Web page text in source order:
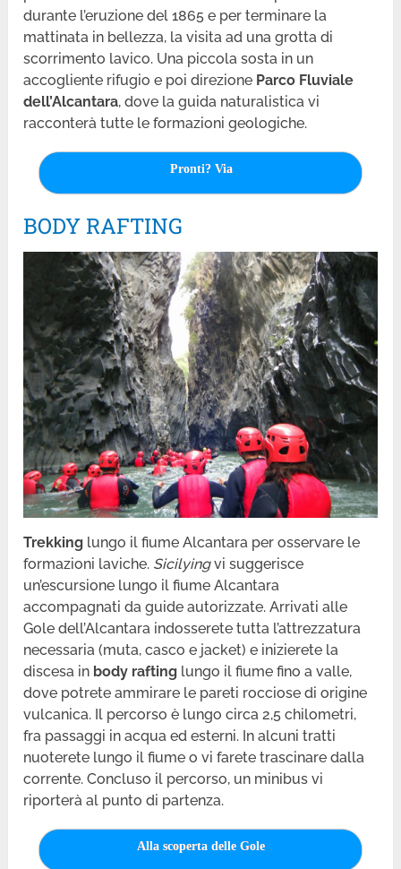
durante l’eruzione del 1865 e per terminare la
mattinata in bellezza, la visita ad una grotta di
scorrimento lavico. Una piccola sosta in un
accogliente rifugio e poi direzione Parco Fluviale
dell’Alcantara, dove la guida naturalistica vi
racconterà tutte le formazioni geologiche.
Pronti? Via
BODY RAFTING
Trekking lungo il fiume Alcantara per osservare le
formazioni laviche. Sicilyingvi suggerisce
un’escursione lungo il fiume Alcantara
accompagnati da guide autorizzate. Arrivati alle
Gole dell’Alcantara indosserete tutta l’attrezzatura
necessaria (muta, casco e jacket) e inizierete la
discesa in body rafting lungo il fiume fino a valle,
dove potrete ammirare le pareti rocciose di origine
vulcanica. Il percorso è lungo circa 2,5 chilometri,
fra passaggi in acqua ed esterni. In alcuni tratti
nuoterete lungo il fiume o vi farete trascinare dalla
corrente. Concluso il percorso, un minibus vi
riporterà al punto di partenza.
Alla scoperta delle Gole